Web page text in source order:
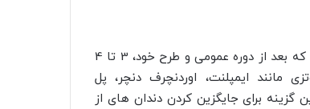
به طور مشابه، متخصص پروتزهای دندانی در واقع دندانپزشکانی هستند که بعد از دوره عمومی و طرح خود، 3 تا 4
ایمپلنت، اوردنچرف دنچر، پل
برای جایگزین کردن دندان های از